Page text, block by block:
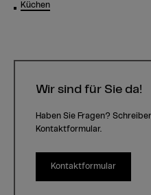
Küchen
Wir sind für Sie da!
Haben Sie Fragen?
Kontaktformular.
Kontaktformular